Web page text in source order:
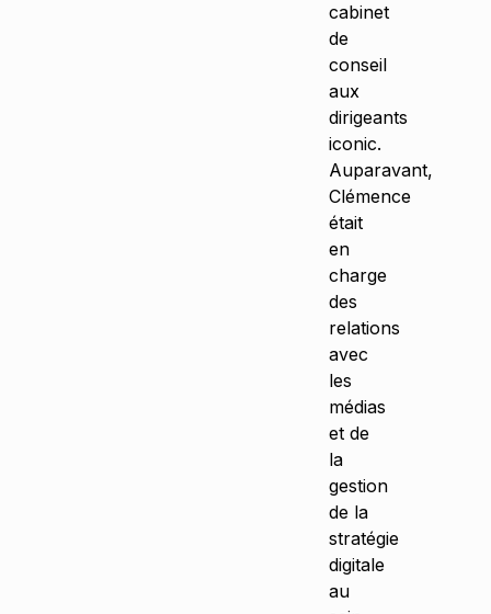
cabinet
de
conseil
aux
dirigeants
iconic.
Auparavant,
Clémence
était
en
charge
des
relations
avec
les
médias
et de
la
gestion
de la
stratégie
digitale
au